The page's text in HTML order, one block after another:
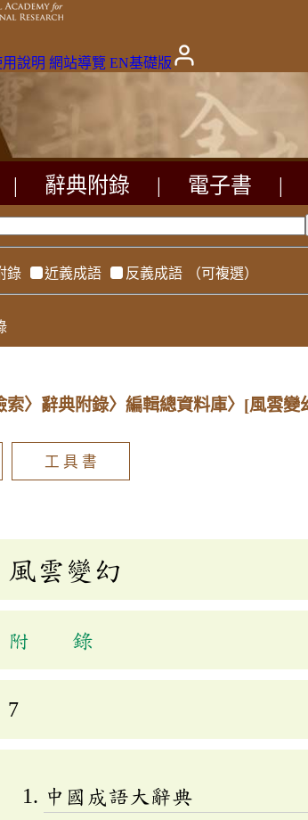
說明 網站導覽 EN基礎版
辭典附錄 電子書
錄 近義成語 反義成語 （可複選）
索〉辭典附錄〉編輯總資料庫〉 [風雲變
工 具 書
風雲變幻
附 錄
7
中國成語大辭典